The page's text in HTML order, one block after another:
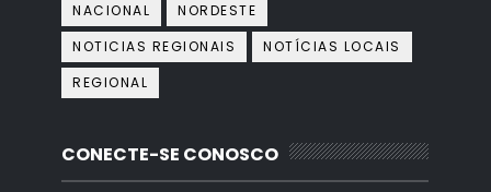
NACIONAL
NORDESTE
NOTICIAS REGIONAIS
NOTÍCIAS LOCAIS
REGIONAL
CONECTE-SE CONOSCO